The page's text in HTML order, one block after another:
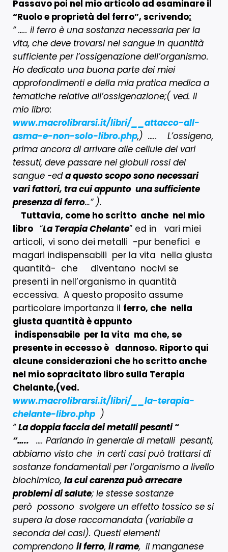
Passavo poi nel mio articolo ad esaminare il
“Ruolo e proprietà del ferro”, scrivendo:
“ ….. il ferro è una sostanza necessaria per la
vita, che deve trovarsi nel sangue in quantità
sufficiente per l’ossigenazione dell’organismo.
Ho dedicato una buona parte dei miei
approfondimenti e della mia pratica medica a
tematiche relative all’ossigenazione;( ved. il
mio libro:
www.macrolibrarsi.it/libri/__attacco-all-
asma-e-non-solo-libro.php,) ….. L’ossigeno,
prima ancora di arrivare alle cellule dei vari
tessuti, deve passare nei globuli rossi del
sangue -eda questo scopo sono necessari
vari fattori, tra cui appunto una sufficiente
presenza di ferro…” ).
Tuttavia, come ho scritto anche nel mio
libro “La Terapia Chelante” ed in vari miei
articoli, vi sono dei metalli -pur benefici e
magari indispensabili per la vita nella giusta
quantità- che diventano nocivi se
presenti in nell’organismo in quantità
eccessiva. A questo proposito assume
particolare importanza il ferro, che nella
giusta quantità è appunto
indispensabile per la vita ma che, se
presente in eccesso è dannoso. Riporto qui
alcune considerazioni che ho scritto anche
nel mio sopracitato libro sulla Terapia
Chelante,(ved.
www.macrolibrarsi.it/libri/__la-terapia-
chelante-libro.php )
“La doppia faccia dei metalli pesanti“
“…..
…. Parlando in generale di metalli pesanti,
abbiamo visto che in certi casi può trattarsi di
sostanze fondamentali per l’organismo a livello
biochimico, la cui carenza può arrecare
problemi di salute; le stesse sostanze
però possono svolgere un effetto tossico se si
supera la dose raccomandata (variabile a
seconda dei casi). Questi elementi
comprendono il ferro, il rame, il manganese